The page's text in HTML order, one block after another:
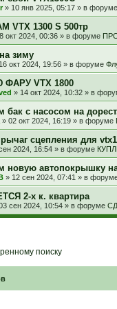
» 10 янв 2025, 05:17 » в форуме
VTX 1300 S 500тр
окт 2024, 00:36 » в форуме
зиму
16 окт 2024, 19:56 » в форуме
VTX 1800
» 14 окт 2024, 10:32 » в
бак с насосом на
» 02 окт 2024, 16:19 » в форуме
сцепления для
2024, 16:54 » в форуме
новую автопокрышку
» 12 сен 2024, 07:41 » в
2-х к. квартира
сен 2024, 10:54 » в форуме
поиску